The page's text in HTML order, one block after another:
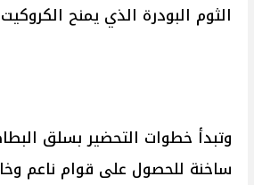
الثوم البودرة الذي يمنح
وتبدأ خطوات التحضير بسلق
ساخنة للحصول على قوام ناعم